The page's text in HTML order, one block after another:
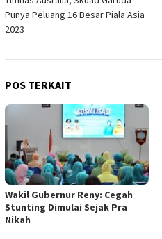
Punya Peluang 16 Besar Piala Asia
2023
POS TERKAIT
Wakil Gubernur Reny: Cegah
Stunting Dimulai Sejak Pra
Nikah